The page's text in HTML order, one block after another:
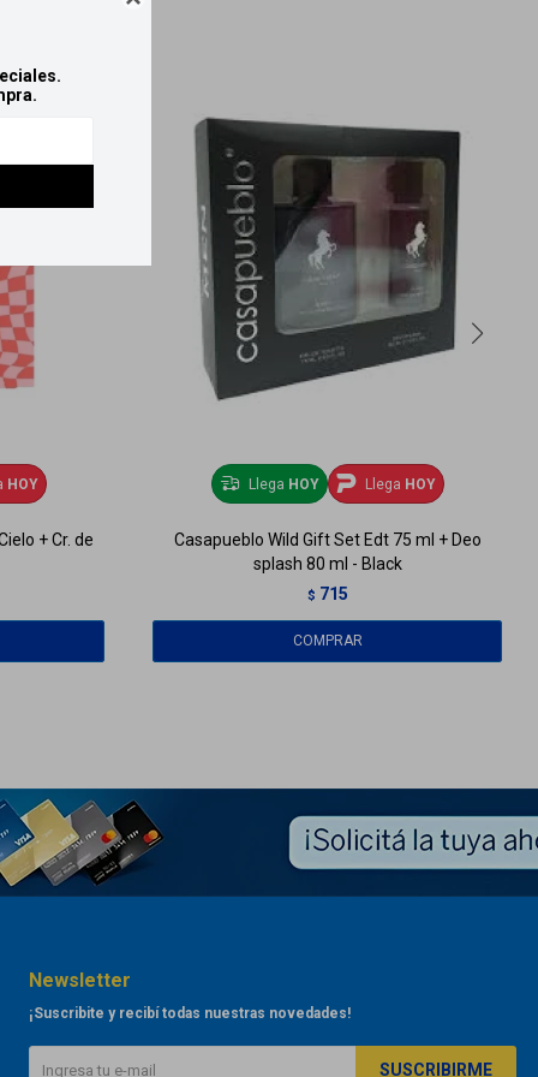
HOY
+ Cr. de
Llega HOY Llega HOY
Casapueblo Wild Gift Set Edt 75 ml + Deo
splash 80 ml - Black
$ 715
Newsletter
¡Suscribite y recibí todas nuestras novedades!
SUSCRIBIRME